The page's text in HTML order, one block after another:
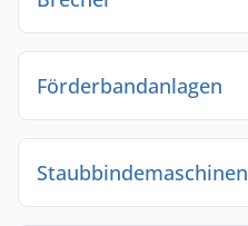
Förderbandanlagen
Staubbindemaschinen